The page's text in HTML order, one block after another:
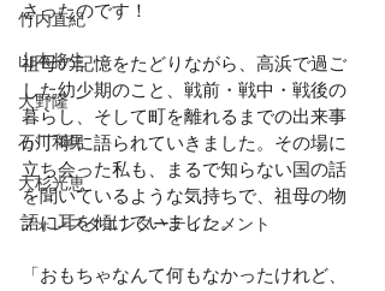
竹内直紀
山本将生
大野隆
石川和男
大杉光恵
フォレスタエンターテインメント
さったのです！
祖母の記憶をたどりながら、高浜で過ご
した幼少期のこと、戦前・戦中・戦後の
暮らし、そして町を離れるまでの出来事
が丁寧に語られていきました。その場に
立ち会った私も、まるで知らない国の話
を聞いているような気持ちで、祖母の物
語に耳を傾けていました。
「おもちゃなんて何もなかったけれど、